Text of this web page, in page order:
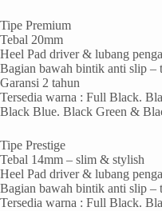
Tipe Premium
Tebal 20mm
Heel Pad driver & lubang
Bagian bawah bintik anti slip –
Garansi 2 tahun
Tersedia warna : Full Black.
Black Blue. Black Green &
Tipe Prestige
Tebal 14mm – slim & stylish
Heel Pad driver & lubang
Bagian bawah bintik anti slip –
Tersedia warna : Full Black.